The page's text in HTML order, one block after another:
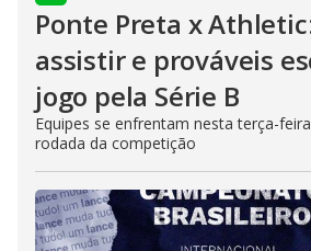
Ponte Preta x
assistir e prováveis
jogo pela Série B
Equipes se enfrentam nesta terça-
rodada da competição